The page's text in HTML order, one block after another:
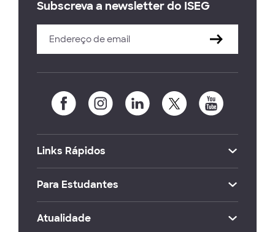
Subscreva a newsletter do ISEG
Links Rápidos
Para Estudantes
Atualidade